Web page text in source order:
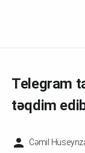
Telegram
təqdim
Cəmil